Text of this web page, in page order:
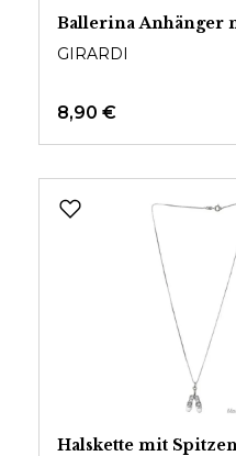
Ballerina Anhänger
GIRARDI
8,90 €
Halskette mit